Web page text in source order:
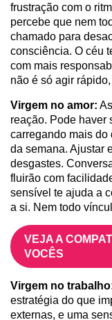
frustração com o
percebe que nem
chamado para
consciência. O céu
com mais
não é só agir
Virgem no amor:
reação. Pode haver
carregando mais
da semana. Ajustar
desgastes.
fluirão com
sensível te ajuda a
a si. Nem todo
VEJA A
VOCÊS
Virgem no
estratégia do que
externas, e uma